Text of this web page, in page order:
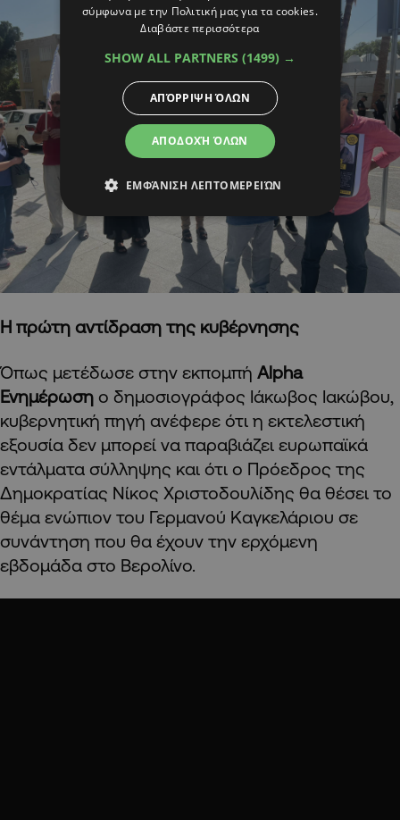
Η πρώτη αντίδραση της κυβέρνησης
Όπως μετέδωσε στην εκπομπή Alpha
Ενημέρωση ο δημοσιογράφος Ιάκωβος Ιακώβου,
κυβερνητική πηγή ανέφερε ότι η εκτελεστική
εξουσία δεν μπορεί να παραβιάζει ευρωπαϊκά
εντάλματα σύλληψης και ότι ο Πρόεδρος της
Δημοκρατίας Νίκος Χριστοδουλίδης θα θέσει το
θέμα ενώπιον του Γερμανού Καγκελάριου σε
συνάντηση που θα έχουν την ερχόμενη
εβδομάδα στο Βερολίνο.
σύμφωνα με την Πολιτική μας για τα cookies.
Διαβάστε περισσότερα
SHOW ALL PARTNERS (1499) →
ΑΠΟΔΟΧΉ ΌΛΩΝ
ΑΠΌΡΡΙΨΗ ΌΛΩΝ
ΕΜΦΆΝΙΣΗ ΛΕΠΤΟΜΕΡΕΙΏΝ